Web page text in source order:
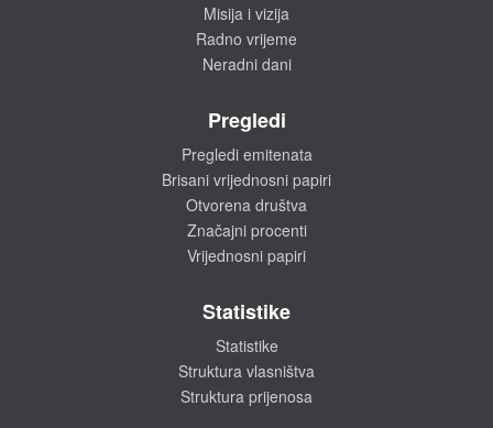
Misija i vizija
Radno vrijeme
Neradni dani
Pregledi
Pregledi emitenata
Brisani vrijednosni papiri
Otvorena društva
Značajni procenti
Vrijednosni papiri
Statistike
Statistike
Struktura vlasništva
Struktura prijenosa